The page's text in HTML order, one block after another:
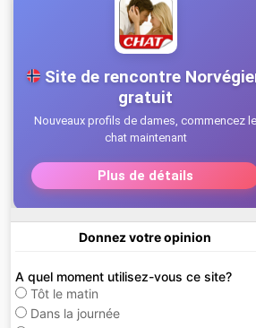
Donnez votre opinion
A quel moment utilisez-vous ce site?
Tôt le matin
Dans la journée